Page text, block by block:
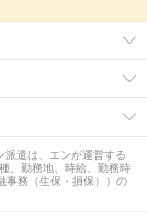
遣は、エンが運営する
、勤務地、時給、勤務時
事務（生保・損保））の